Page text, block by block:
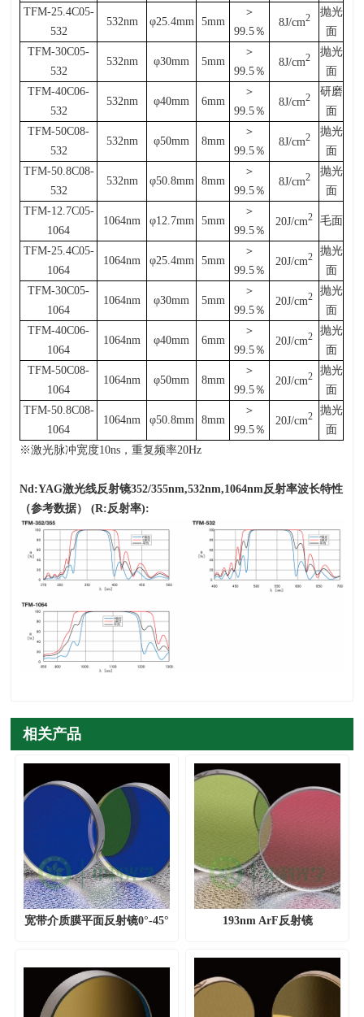
TFM-25.4C05-
532
532nm φ25.4mm 5mm
＞
99.5％
8J/cm2
抛光
面
TFM-30C05-
532
532nm φ30mm 5mm
＞
99.5％
8J/cm2
抛光
面
TFM-40C06-
532
532nm φ40mm 6mm
＞
99.5％
8J/cm2
研磨
面
TFM-50C08-
532
532nm φ50mm 8mm
＞
99.5％
8J/cm2
抛光
面
TFM-50.8C08-
532
532nm φ50.8mm 8mm
＞
99.5％
8J/cm2
抛光
面
TFM-12.7C05-
1064
1064nm φ12.7mm 5mm
＞
99.5％
20J/cm2 毛面
TFM-25.4C05-
1064
1064nm φ25.4mm 5mm
＞
99.5％
20J/cm2
抛光
面
TFM-30C05-
1064
1064nm φ30mm 5mm
＞
99.5％
20J/cm2
抛光
面
TFM-40C06-
1064
1064nm φ40mm 6mm
＞
99.5％
20J/cm2
抛光
面
TFM-50C08-
1064
1064nm φ50mm 8mm
＞
99.5％
20J/cm2
抛光
面
TFM-50.8C08-
1064
1064nm φ50.8mm 8mm
＞
99.5％
20J/cm2
抛光
面
※激光脉冲宽度10ns ，重复频率20Hz
Nd:YAG激光线反射镜352/355nm,532nm,1064nm 反射率波长特性
（参考数据）(R: 反射率):
相关产品
宽带介质膜平面反射镜0°-45° 193nm ArF反射镜